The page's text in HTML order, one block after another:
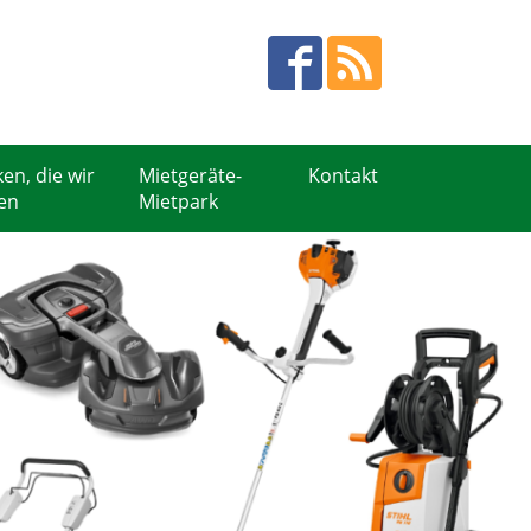
die wir
Mietgeräte-
Mietpark
Kontakt